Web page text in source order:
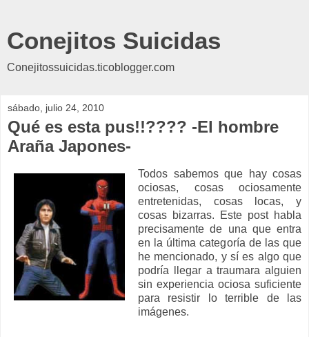
Conejitos Suicidas
Conejitossuicidas.ticoblogger.com
sábado, julio 24, 2010
Qué es esta pus!!???? -El hombre
Araña Japones-
Todos sabemos que hay cosas
ociosas, cosas ociosamente
entretenidas, cosas locas, y
cosas bizarras. Este post habla
precisamente de una que entra
en la última categoría de las que
he mencionado, y sí es algo que
podría llegar a traumara alguien
sin experiencia ociosa suficiente
para resistir lo terrible de las
imágenes.